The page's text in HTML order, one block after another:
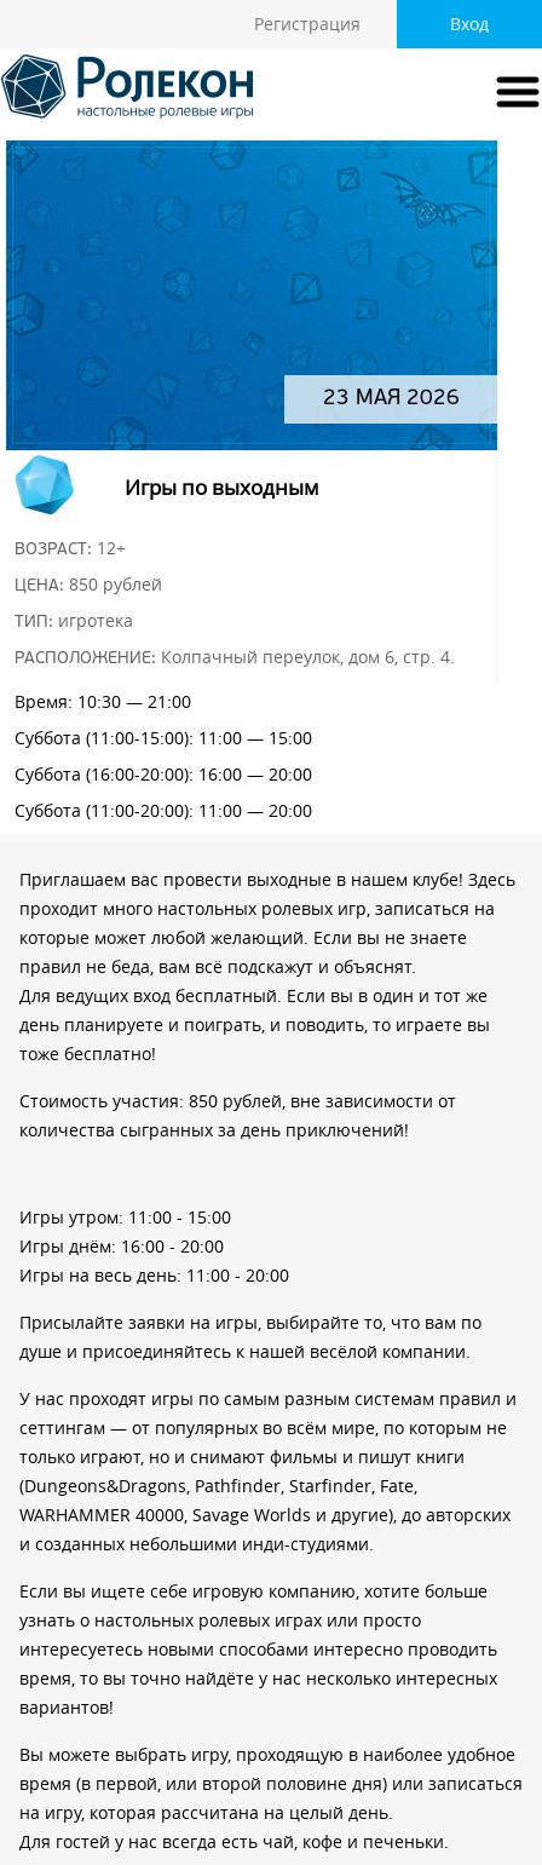
Вход
Регистрация
23 МАЯ 2026
Игры по выходным
ВОЗРАСТ: 12+
ЦЕНА: 850 рублей
ТИП: игротека
РАСПОЛОЖЕНИЕ: Колпачный переулок, дом 6, стр. 4.
Время: 10:30 — 21:00
Суббота (11:00-15:00): 11:00 — 15:00
Суббота (16:00-20:00): 16:00 — 20:00
Суббота (11:00-20:00): 11:00 — 20:00
Приглашаем вас провести выходные в нашем клубе! Здесь
проходит много настольных ролевых игр, записаться на
которые может любой желающий. Если вы не знаете
правил не беда, вам всё подскажут и объяснят.
Для ведущих вход бесплатный. Если вы в один и тот же
день планируете и поиграть, и поводить, то играете вы
тоже бесплатно!
Стоимость участия: 850 рублей, вне зависимости от
количества сыгранных за день приключений!
Игры утром: 11:00 - 15:00
Игры днём: 16:00 - 20:00
Игры на весь день: 11:00 - 20:00
Присылайте заявки на игры, выбирайте то, что вам по
душе и присоединяйтесь к нашей весёлой компании.
У нас проходят игры по самым разным системам правил и
сеттингам — от популярных во всём мире, по которым не
только играют, но и снимают фильмы и пишут книги
(Dungeons&Dragons, Pathfinder, Starfinder, Fate,
WARHAMMER 40000, Savage Worlds и другие), до авторских
и созданных небольшими инди-студиями.
Если вы ищете себе игровую компанию, хотите больше
узнать о настольных ролевых играх или просто
интересуетесь новыми способами интересно проводить
время, то вы точно найдёте у нас несколько интересных
вариантов!
Вы можете выбрать игру, проходящую в наиболее удобное
время (в первой, или второй половине дня) или записаться
на игру, которая рассчитана на целый день.
Для гостей у нас всегда есть чай, кофе и печеньки.